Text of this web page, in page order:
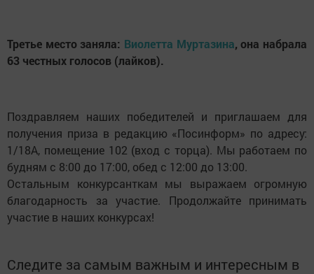
Третье место заняла: Виолетта Муртазина, она набрала
63 честных голосов (лайков).
Поздравляем наших победителей и приглашаем для
получения приза в редакцию «Посинформ» по адресу:
1/18А, помещение 102 (вход с торца). Мы работаем по
будням с 8:00 до 17:00, обед с 12:00 до 13:00.
Остальным конкурсанткам мы выражаем огромную
благодарность за участие. Продолжайте принимать
участие в наших конкурсах!
Следите за самым важным и интересным в